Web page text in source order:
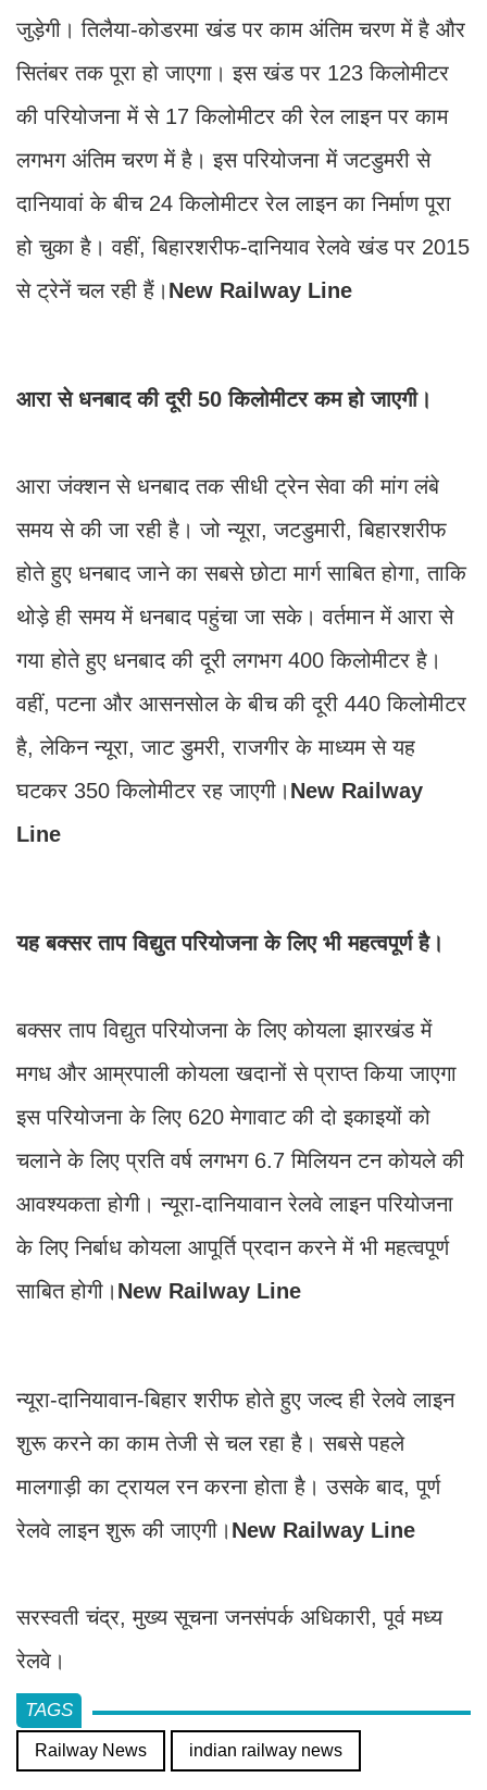
जुड़ेगी। तिलैया-कोडरमा खंड पर काम अंतिम चरण में है और
सितंबर तक पूरा हो जाएगा। इस खंड पर 123 किलोमीटर
की परियोजना में से 17 किलोमीटर की रेल लाइन पर काम
लगभग अंतिम चरण में है। इस परियोजना में जटडुमरी से
दानियावां के बीच 24 किलोमीटर रेल लाइन का निर्माण पूरा
हो चुका है। वहीं, बिहारशरीफ-दानियाव रेलवे खंड पर 2015
से ट्रेनें चल रही हैं। New Railway Line
आरा से धनबाद की दूरी 50 किलोमीटर कम हो जाएगी।
आरा जंक्शन से धनबाद तक सीधी ट्रेन सेवा की मांग लंबे
समय से की जा रही है। जो न्यूरा, जटडुमारी, बिहारशरीफ
होते हुए धनबाद जाने का सबसे छोटा मार्ग साबित होगा, ताकि
थोड़े ही समय में धनबाद पहुंचा जा सके। वर्तमान में आरा से
गया होते हुए धनबाद की दूरी लगभग 400 किलोमीटर है।
वहीं, पटना और आसनसोल के बीच की दूरी 440 किलोमीटर
है, लेकिन न्यूरा, जाट डुमरी, राजगीर के माध्यम से यह
घटकर 350 किलोमीटर रह जाएगी। New Railway
Line
यह बक्सर ताप विद्युत परियोजना के लिए भी महत्वपूर्ण है।
बक्सर ताप विद्युत परियोजना के लिए कोयला झारखंड में
मगध और आम्रपाली कोयला खदानों से प्राप्त किया जाएगा
इस परियोजना के लिए 620 मेगावाट की दो इकाइयों को
चलाने के लिए प्रति वर्ष लगभग 6.7 मिलियन टन कोयले की
आवश्यकता होगी। न्यूरा-दानियावान रेलवे लाइन परियोजना
के लिए निर्बाध कोयला आपूर्ति प्रदान करने में भी महत्वपूर्ण
साबित होगी। New Railway Line
न्यूरा-दानियावान-बिहार शरीफ होते हुए जल्द ही रेलवे लाइन
शुरू करने का काम तेजी से चल रहा है। सबसे पहले
मालगाड़ी का ट्रायल रन करना होता है। उसके बाद, पूर्ण
रेलवे लाइन शुरू की जाएगी। New Railway Line
सरस्वती चंद्र, मुख्य सूचना जनसंपर्क अधिकारी, पूर्व मध्य
रेलवे।
TAGS
Railway News indian railway news